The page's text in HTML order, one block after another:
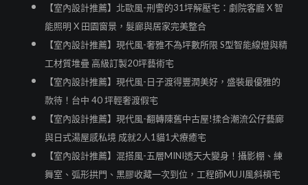
【室內設計推薦】北歐風-刑警的31坪解壓宅：劇院客廳 X 智
能照明 X 田園窗景，髮廊與居家完美整合
【室內設計推薦】現代風-奢雅不為坪數所限 S型智能線燈與精
工材質堆疊 高級訂製20坪藝術宅
【室內設計推薦】現代風-日子渡得豐潤美好，盛裝最優雅的
款待！台中 40 坪輕奢渡假宅
【室內設計推薦】現代風-翻轉陳舊中古屋!揉合潮流公仔藝廊
與日式湯屋感私境 成就2人1貓1犬療癒宅
【室內設計推薦】混搭風-五層MINI透天大變身！攝影棚、練
舞室、弧形拱門、黑膠收藏一次到位，工程師MUJI風斜槓宅